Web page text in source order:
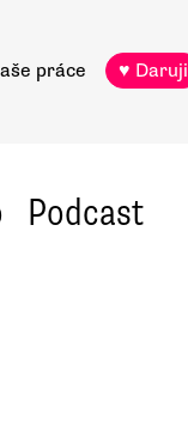
práce ♥ Daruji
Podcast